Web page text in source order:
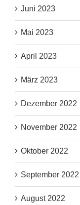
Juni 2023
Mai 2023
April 2023
März 2023
Dezember 2022
November 2022
Oktober 2022
September 2022
August 2022